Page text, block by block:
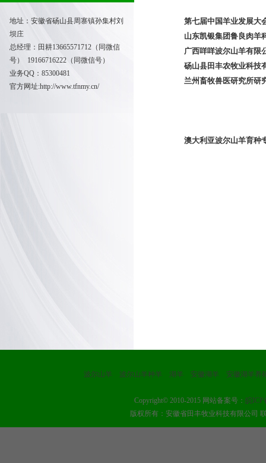
地址：安徽省砀山县周寨镇孙集村刘
坝庄
总经理：田耕13665571712（同微信
号） 19166716222（同微信号）
业务QQ：85300481
官方网址:http://www.tfnmy.cn/
第七届中国羊业发展大
山东凯银集团鲁良肉羊
广西咩咩波尔山羊有限
砀山县田丰农牧业科技
兰州畜牧兽医研究所研
澳大利亚波尔山羊育种
波尔山羊 波尔山羊种羊 湖羊 安徽湖羊 安徽湖羊养
Copyright© 2010-2015 网站备案号： 皖ICP
版权所有：安徽省田丰牧业科技有限公司